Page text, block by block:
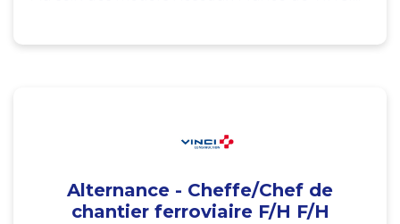
Alternance - Cheffe/Chef de
chantier ferroviaire F/H F/H